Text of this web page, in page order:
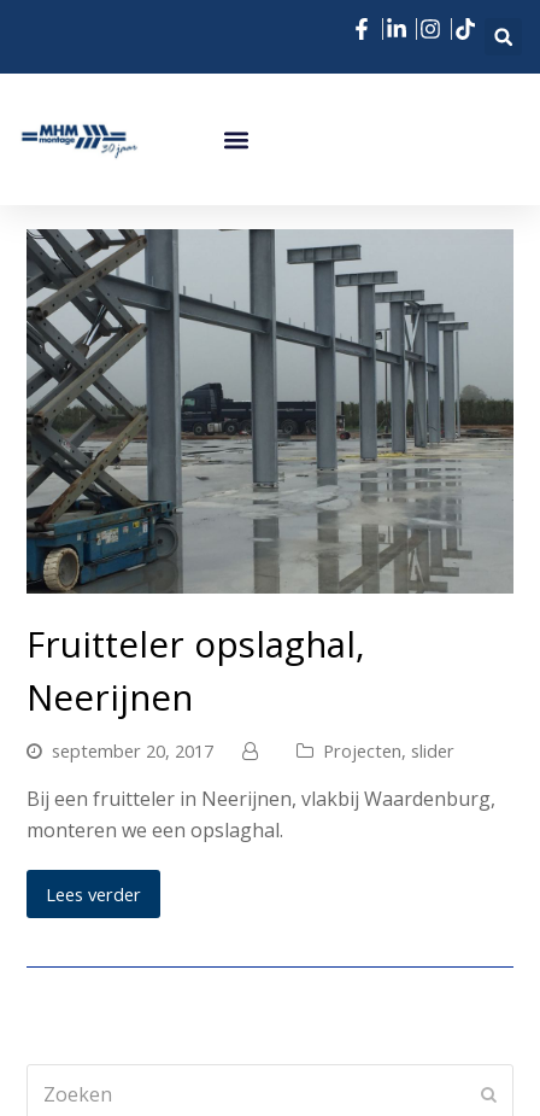
Fruitteler opslaghal,
Neerijnen
september 20, 2017 Projecten, slider
Bij een fruitteler in Neerijnen, vlakbij Waardenburg,
monteren we een opslaghal.
Lees verder